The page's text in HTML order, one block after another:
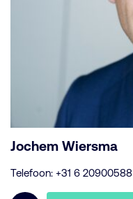
Jochem Wiersma
Telefoon: +31 6 20900588